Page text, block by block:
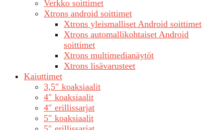
Verkko soittimet
Xtrons android soittimet
Xtrons yleismalliset Android soittimet
Xtrons automallikohtaiset Android
soittimet
Xtrons multimedianäytöt
Xtrons lisävarusteet
Kaiuttimet
3,5″ koaksiaalit
4″ koaksiaalit
4″ erillissarjat
5″ koaksiaalit